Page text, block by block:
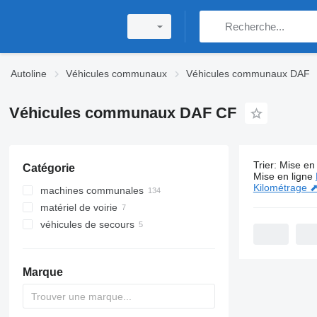
Autoline Véhicules communaux Véhicules communaux DAF
Véhicules communaux DAF CF
Catégorie
machines communales
camions poubelles
camions amplirolls
camions hydrocureurs
matériel de voirie
balayeuses
véhicules de secours
bras élévateurs articulés
Marque
146
Trier: Mise
Mise en ligne
Kilométrage ⬈